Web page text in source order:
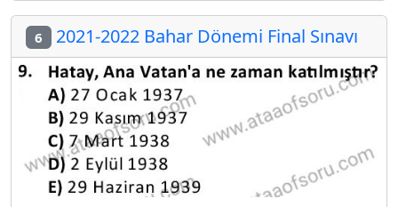
6 2021-2022 Bahar Dönemi Final Sınavı